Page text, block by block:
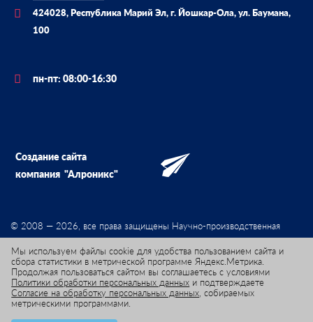
424028, Республика Марий Эл, г. Йошкар-Ола, ул. Баумана,
100
пн-пт: 08:00-16:30
Создание сайта
компания "Алроникс"
© 2008 — 2026, все права защищены Научно-производственная
Положение об обработке персональных данных
Мы используем файлы cookie для удобства пользованием сайта и
сбора статистики в метрической программе Яндекс.Метрика.
Продолжая пользоваться сайтом вы соглашаетесь с условиями
Политики обработки персональных данных и подтверждаете
Согласие на обработку персональных данных , собираемых
метрическими программами.